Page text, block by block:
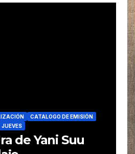
CATALOGO DE EMISIÓN
JUEVES
de Yani Suu